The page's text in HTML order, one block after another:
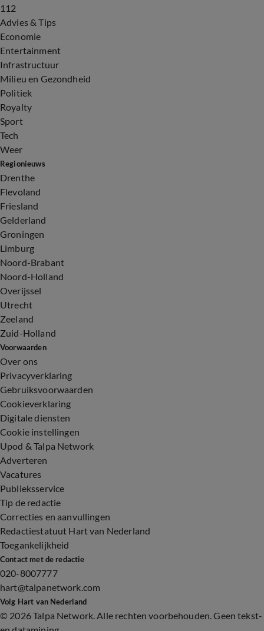
112
Advies & Tips
Economie
Entertainment
Infrastructuur
Milieu en Gezondheid
Politiek
Royalty
Sport
Tech
Weer
Regionieuws
Drenthe
Flevoland
Friesland
Gelderland
Groningen
Limburg
Noord-Brabant
Noord-Holland
Overijssel
Utrecht
Zeeland
Zuid-Holland
Voorwaarden
Over ons
Privacyverklaring
Gebruiksvoorwaarden
Cookieverklaring
Digitale diensten
Cookie instellingen
Upod & Talpa Network
Adverteren
Vacatures
Publieksservice
Tip de redactie
Correcties en aanvullingen
Redactiestatuut Hart van Nederland
Toegankelijkheid
Contact met de redactie
020-8007777
hart@talpanetwork.com
Volg Hart van Nederland
© 2026 Talpa Network. Alle rechten voorbehouden. Geen tekst-